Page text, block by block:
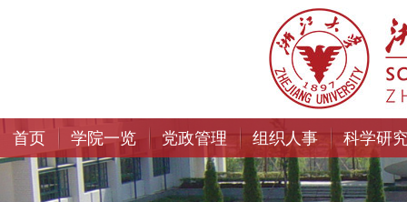
首页 学院一览 党政管理 组织人事 科学研